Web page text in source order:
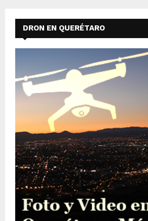
DRON EN QUERÉTARO